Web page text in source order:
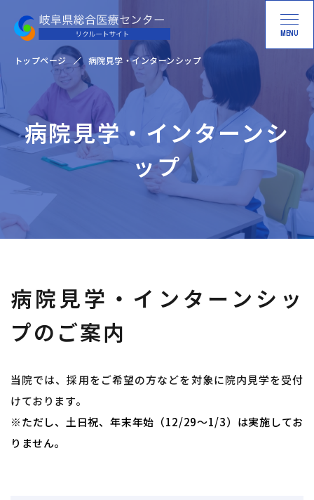
MENU
トップページ 病院見学・インターンシップ
病院見学・インターンシ
ップ
病院見学・インターンシッ
プのご案内
当院では、採用をご希望の方などを対象に院内見学を受付
けております。
※ただし、土日祝、年末年始（12/29～1/3）は実施してお
りません。